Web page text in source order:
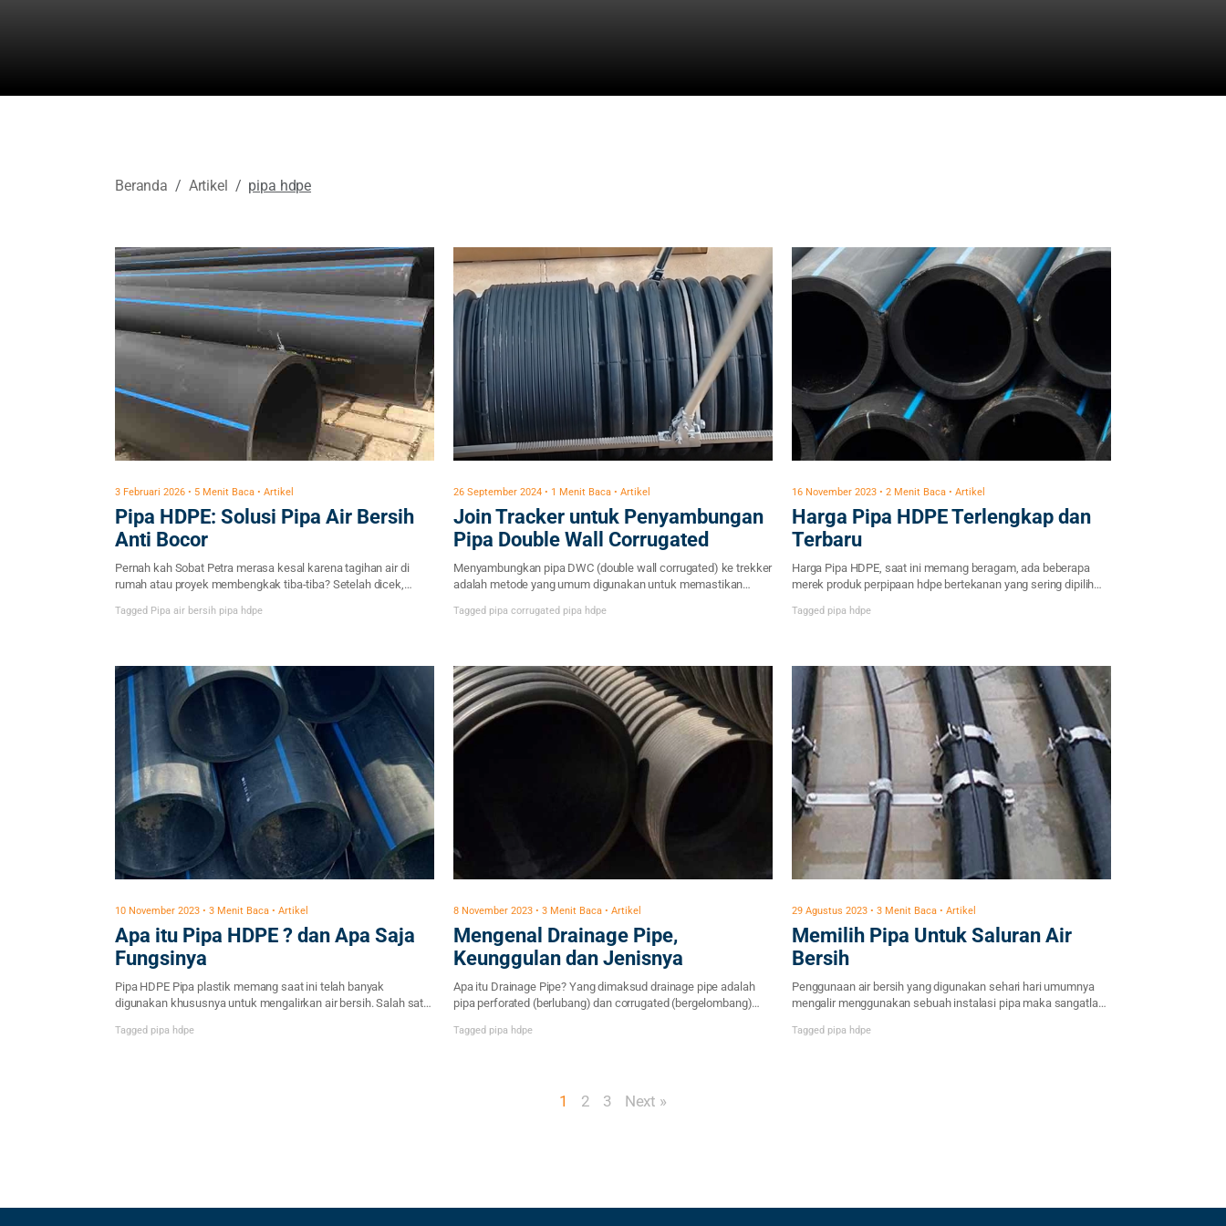
Beranda Artikel pipa hdpe
3 Februari 2026 • 5 Menit Baca • Artikel
Pipa HDPE: Solusi Pipa Air Bersih
Anti Bocor
Pernah kah Sobat Petra merasa kesal karena tagihan air di
rumah atau proyek membengkak tiba-tiba? Setelah dicek,
tidak kuat menahan tekanan air. Masalah perpipaan memang
perpipaan yang kuat dan masa pakainya panjang, […]
Tagged Pipa air bersih pipa hdpe
26 September 2024 • 1 Menit Baca • Artikel
Join Tracker untuk Penyambungan
Pipa Double Wall Corrugated
Menyambungkan pipa DWC (double wall corrugated) ke trekker
adalah metode yang umum digunakan untuk memastikan
penyambungan pipa DWC menggunakan Trekker: 1.
(gasket/cincin karet). Pelumas pipa khusus. Peralatan bantu
seperti kunci dan braket. 2. Persiapan […]
Tagged pipa corrugated pipa hdpe
16 November 2023 • 2 Menit Baca • Artikel
Harga Pipa HDPE Terlengkap dan
Terbaru
Harga Pipa HDPE, saat ini memang beragam, ada beberapa
merek produk perpipaan hdpe bertekanan yang sering dipilih
HDPE adalaha produk yang didesain yang tahan akan tekanan,
Polyethylene). Karakter Pipa HDPE […]
Tagged pipa hdpe
10 November 2023 • 3 Menit Baca • Artikel
Apa itu Pipa HDPE ? dan Apa Saja
Fungsinya
Pipa HDPE Pipa plastik memang saat ini telah banyak
digunakan khususnya untuk mengalirkan air bersih. Salah satu
bau menyengat yang akan membuat bau pada air yang
Tagged pipa hdpe
8 November 2023 • 3 Menit Baca • Artikel
Mengenal Drainage Pipe,
Keunggulan dan Jenisnya
Apa itu Drainage Pipe? Yang dimaksud drainage pipe adalah
pipa perforated (berlubang) dan corrugated (bergelombang)
menahan beban timbunan tanah. Penggunaan pipa ini banyak
Tagged pipa hdpe
29 Agustus 2023 • 3 Menit Baca • Artikel
Memilih Pipa Untuk Saluran Air
Bersih
Penggunaan air bersih yang digunakan sehari hari umumnya
mengalir menggunakan sebuah instalasi pipa maka sangatlah
Untuk memilih pipa cocok dan baik tentunya akan mencari pipa
Tagged pipa hdpe
1 2 3 Next »